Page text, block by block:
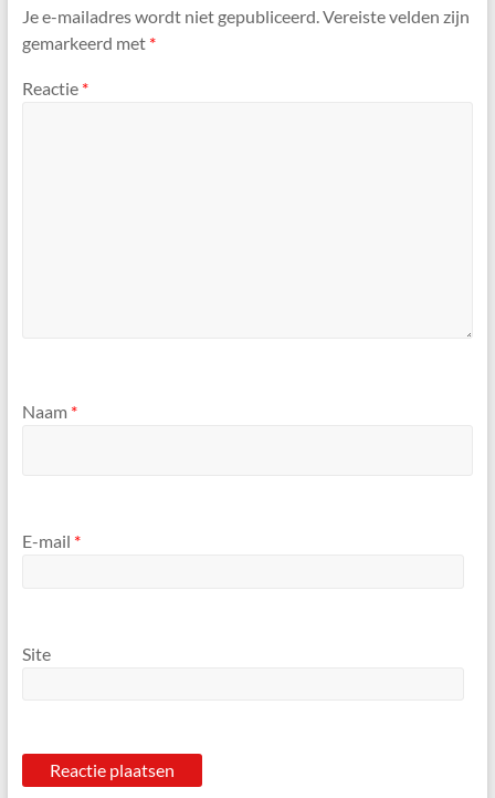
Je e-mailadres wordt niet gepubliceerd. Vereiste velden zijn
gemarkeerd met *
Reactie *
Naam *
E-mail *
Site